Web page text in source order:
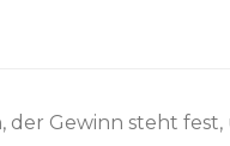
der Gewinn steht